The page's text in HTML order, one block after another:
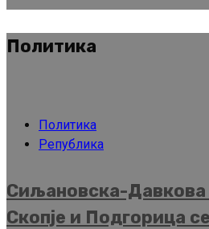
Политика
Политика
Република
Сиљановска-
Скопје и Подгорица